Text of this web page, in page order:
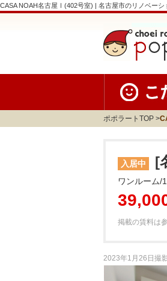
CASA NOAH名古屋Ⅰ(402号室) | 名古屋市のリノベー
ポポラートTOP
入居中 [
ワンルーム/
掲載の賃料は
2023年1月26日撮